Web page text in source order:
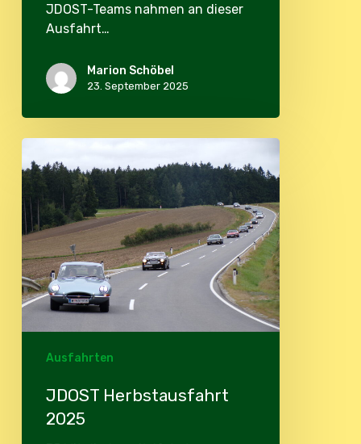
JDOST-Teams nahmen an dieser
Ausfahrt…
Marion Schöbel
23. September 2025
Herbstausfahrt
2025
Ausfahrten
JDOST Herbstausfahrt
2025